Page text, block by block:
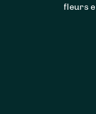
fleurs